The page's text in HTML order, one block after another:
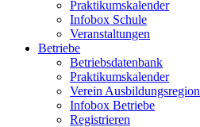
Praktikumskalender
Infobox Schule
Veranstaltungen
Betriebe
Betriebsdatenbank
Praktikumskalender
Verein Ausbildungsregion
Infobox Betriebe
Registrieren